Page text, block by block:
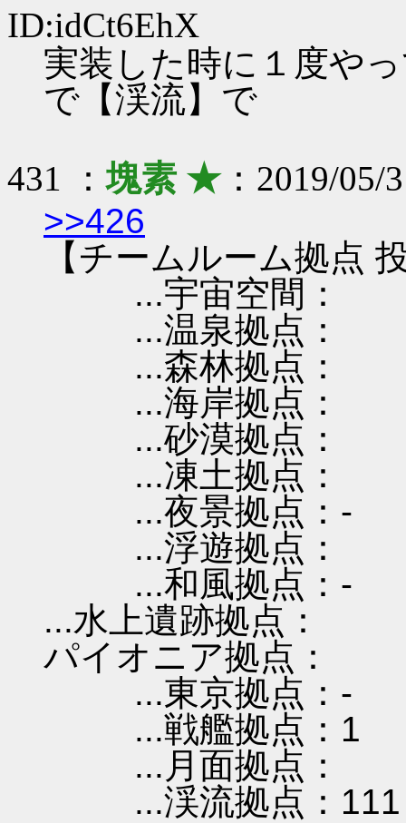
ID:idCt6EhX
実装した時に１度や
で【渓流】で
431 ：塊素 ★：2019/05/
>>426
【チームルーム拠点
...宇宙空間：
...温泉拠点：
...森林拠点：
...海岸拠点：
...砂漠拠点：
...凍土拠点：
...夜景拠点：-
...浮遊拠点：
...和風拠点：-
...水上遺跡拠点：
パイオニア拠点：
...東京拠点：-
...戦艦拠点：1
...月面拠点：
...渓流拠点：111